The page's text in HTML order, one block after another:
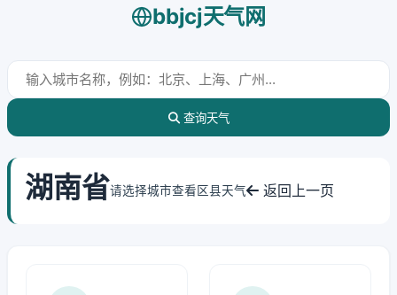
bbjcj天气网
查询天气
湖南省请选择城市查看区县天气 返回上一页